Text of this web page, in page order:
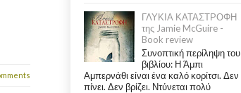
ΓΛΥΚΙΑ ΚΑΤΑΣΤΡΟΦΗ
της Jamie McGuire -
Book review
Συνοπτική περίληψη του
βιβλίου: Η Άμπι
Αμπερνάθι είναι ένα καλό κορίτσι. Δεν
πίνει. Δεν βρίζει. Ντύνεται πολύ